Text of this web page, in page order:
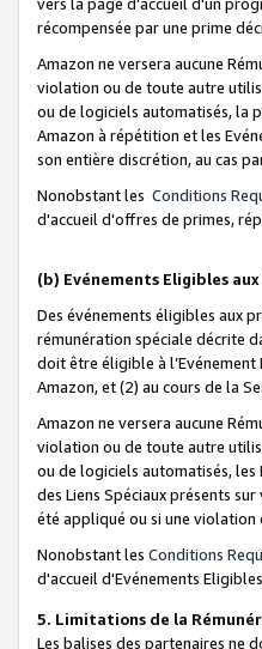
récompensée par une prime
Amazon ne versera aucune
violation ou de toute autre
ou de logiciels automatisés, la
Amazon à répétition et les
son entière discrétion, au cas
Nonobstant les Conditions
d'accueil d'offres de primes,
(b) Evénements Eligibles
Des événements éligibles aux
rémunération spéciale décrite
doit être éligible à
Amazon, et (2) au cours de la
Amazon ne versera aucune
violation ou de toute autre
ou de logiciels automatisés, les
des Liens Spéciaux présents
été appliqué ou si une violation
Nonobstant les Conditions
d'accueil d'Evénements
5. Limitations de la
Les balises des partenaires ne